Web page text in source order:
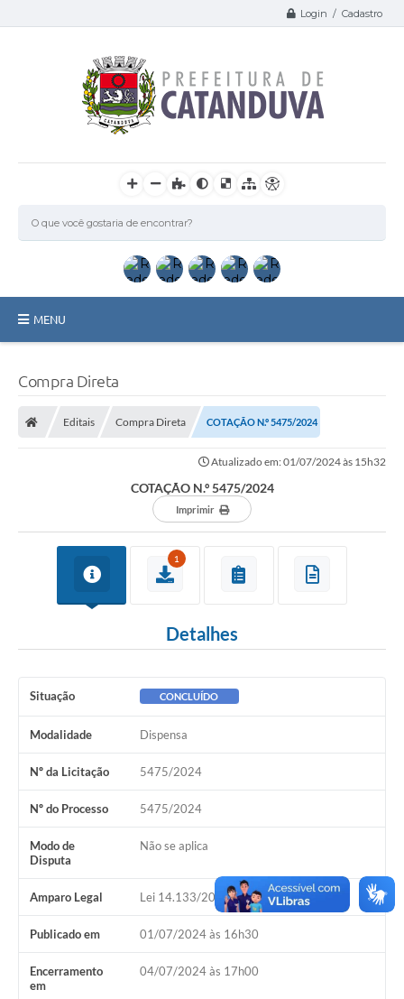
Login / Cadastro
MENU
Galeria de Fotos
Arquivos para Download
Carta de Serviços
Notícias
Projetos
Links
Compra Direta
Editais Compra Direta COTAÇÃO N.º 5475/2024
Atualizado em: 01/07/2024 às 15h32
COTAÇÃO N.º 5475/2024
Imprimir
1
Detalhes
Situação CONCLUÍDO
Modalidade Dispensa
Nº da Licitação 5475/2024
Nº do Processo 5475/2024
Modo de
Disputa
Não se aplica
Amparo Legal Lei 14.133/2021, Art 75, II
Publicado em 01/07/2024 às 16h30
Encerramento
em
04/07/2024 às 17h00